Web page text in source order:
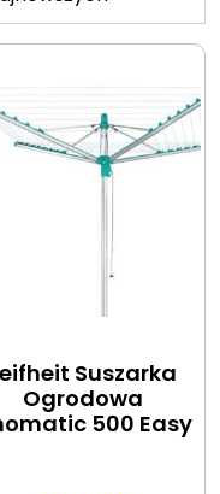
Suszarka
Ogrodowa
500 Easy